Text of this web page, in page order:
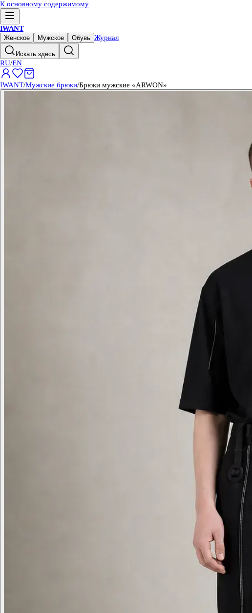
К основному содержимому
IWANT
Женское Мужское Обувь Журнал
Искать здесь
RU/EN
IWANT/Мужские брюки/Брюки мужские «ARWON»